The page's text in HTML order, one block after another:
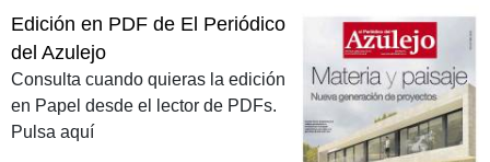
Edición en PDF de El Periódico
del Azulejo
Consulta cuando quieras la edición
en Papel desde el lector de PDFs.
Pulsa aquí